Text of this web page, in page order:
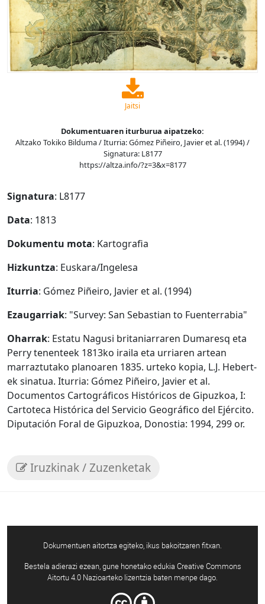
Jaitsi
Dokumentuaren iturburua aipatzeko:
Altzako Tokiko Bilduma / Iturria: Gómez Piñeiro, Javier et al. (1994) /
Signatura: L8177
https://altza.info/?z=3&x=8177
Signatura: L8177
Data: 1813
Dokumentu mota: Kartografia
Hizkuntza: Euskara/Ingelesa
Iturria: Gómez Piñeiro, Javier et al. (1994)
Ezaugarriak: "Survey: San Sebastian to Fuenterrabia"
Oharrak: Estatu Nagusi britaniarraren Dumaresq eta
Perry tenenteek 1813ko iraila eta urriaren artean
marraztutako planoaren 1835. urteko kopia, L.J. Hebert-
ek sinatua. Iturria: Gómez Piñeiro, Javier et al.
Documentos Cartográficos Históricos de Gipuzkoa, I:
Cartoteca Histórica del Servicio Geográfico del Ejército.
Diputación Foral de Gipuzkoa, Donostia: 1994, 299 or.
Iruzkinak / Zuzenketak
Dokumentuen aitortza egiteko, ikus bakoitzaren fitxan.
Bestela adierazi ezean, gune honetako edukia Creative Commons
Aitortu 4.0 Nazioarteko lizentzia baten menpe dago.